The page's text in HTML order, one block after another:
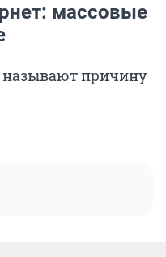
массовые
называют причину